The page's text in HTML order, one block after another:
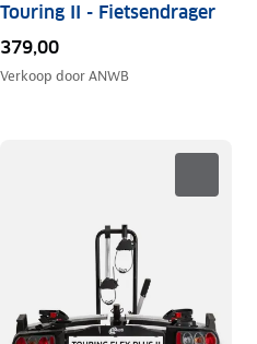
Touring II - Fietsendrager
379,00
Verkoop doorANWB